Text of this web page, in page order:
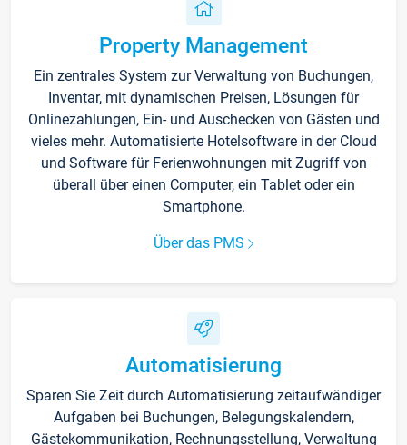
Property Management
Ein zentrales System zur Verwaltung von Buchungen,
Inventar, mit dynamischen Preisen, Lösungen für
Onlinezahlungen, Ein- und Auschecken von Gästen und
vieles mehr. Automatisierte Hotelsoftware in der Cloud
und Software für Ferienwohnungen mit Zugriff von
überall über einen Computer, ein Tablet oder ein
Smartphone.
Über das PMS
Automatisierung
Sparen Sie Zeit durch Automatisierung zeitaufwändiger
Aufgaben bei Buchungen, Belegungskalendern,
Gästekommunikation, Rechnungsstellung, Verwaltung